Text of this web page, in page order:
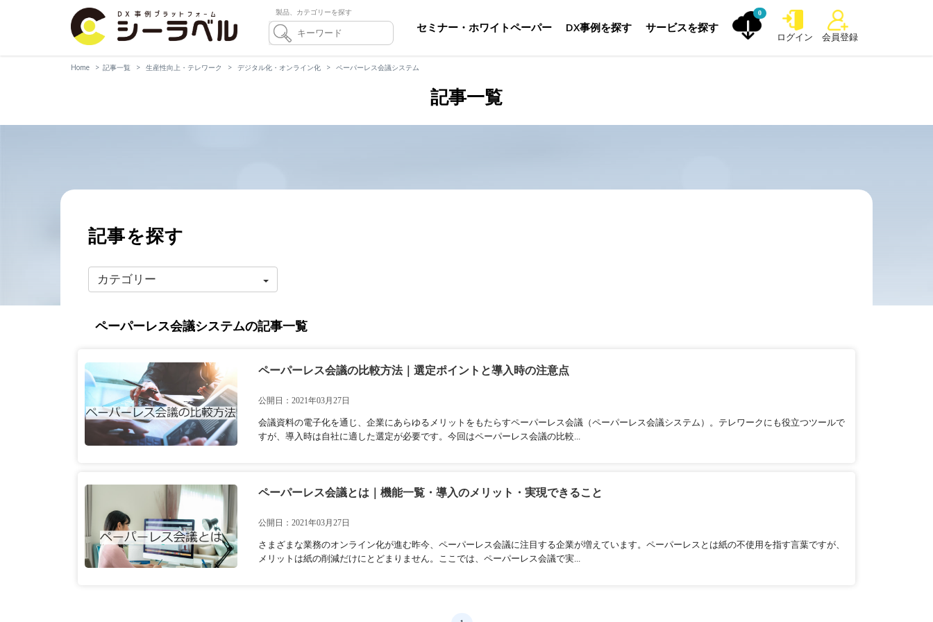
製品、カテゴリーを探す
セミナー・ホワイトペーパー DX事例を探す サービスを探す
0
ログイン 会員登録
Home 記事一覧 生産性向上・テレワーク デジタル化・オンライン化 ペーパーレス会議システム
記事一覧
記事を探す
カテゴリー
ペーパーレス会議システムの記事一覧
ペーパーレス会議の比較方法｜選定ポイントと導入時の注意点
公開日：2021年03月27日
会議資料の電子化を通じ、企業にあらゆるメリットをもたらすペーパーレス会議（ペーパーレス会議システム）。テレワークにも役立つツールで
すが、導入時は自社に適した選定が必要です。今回はペーパーレス会議の比較...
ペーパーレス会議とは｜機能一覧・導入のメリット・実現できること
公開日：2021年03月27日
さまざまな業務のオンライン化が進む昨今、ペーパーレス会議に注目する企業が増えています。ペーパーレスとは紙の不使用を指す言葉ですが、
メリットは紙の削減だけにとどまりません。ここでは、ペーパーレス会議で実...